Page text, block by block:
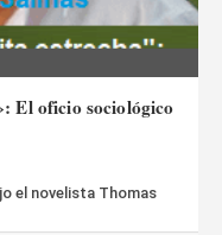
El oficio sociológico
el novelista Thomas